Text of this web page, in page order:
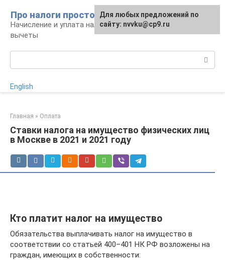
контенту
Про налоги просто
Начисление и уплата налогов, налоговые
вычеты
English
Главная » Оплата
Ставки налога на имущество физических лиц
в Москве в 2021 и 2021 году
Кто платит налог на имущество
Обязательства выплачивать налог на имущество в
соответствии со статьей 400–401 НК РФ возложены на
граждан, имеющих в собственности:
Для любых предложений по
сайту: nvvku@cp9.ru